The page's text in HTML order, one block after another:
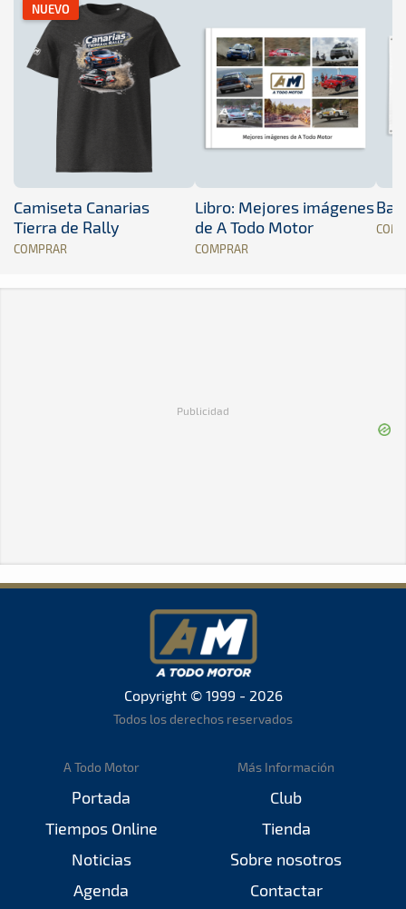
NUEVO
Camiseta Canarias
Tierra de Rally
COMPRAR
Libro: Mejores imágenes
de A Todo Motor
COMPRAR
Publicidad
Copyright © 1999 - 2026
Todos los derechos reservados
A Todo Motor
Portada
Tiempos Online
Noticias
Agenda
Más Información
Club
Tienda
Sobre nosotros
Contactar